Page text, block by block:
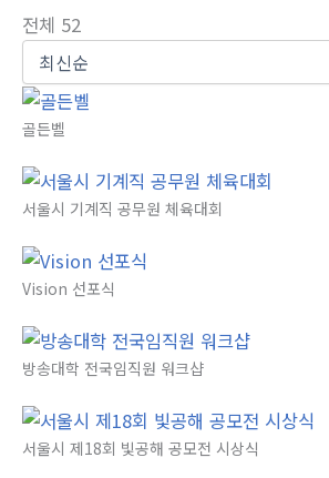
전체 52
골든벨
서울시 기계직 공무원 체육대회
Vision 선포식
방송대학 전국임직원 워크샵
서울시 제18회 빛공해 공모전 시상식